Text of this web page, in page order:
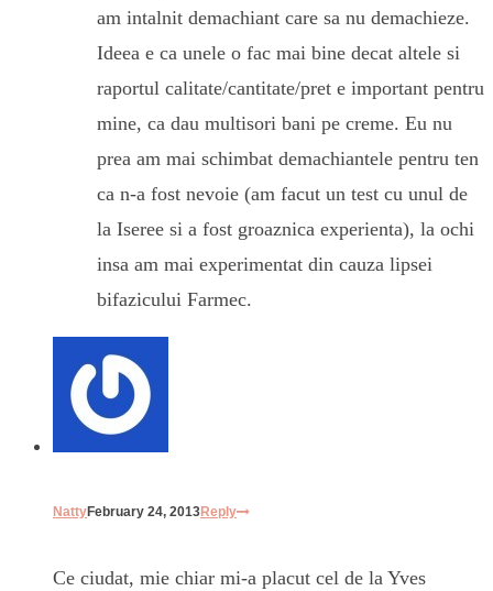
am intalnit demachiant care sa nu demachieze.
Ideea e ca unele o fac mai bine decat altele si
raportul calitate/cantitate/pret e important pentru
mine, ca dau multisori bani pe creme. Eu nu
prea am mai schimbat demachiantele pentru ten
ca n-a fost nevoie (am facut un test cu unul de
la Iseree si a fost groaznica experienta), la ochi
insa am mai experimentat din cauza lipsei
bifazicului Farmec.
NattyFebruary 24, 2013Reply
Ce ciudat, mie chiar mi-a placut cel de la Yves